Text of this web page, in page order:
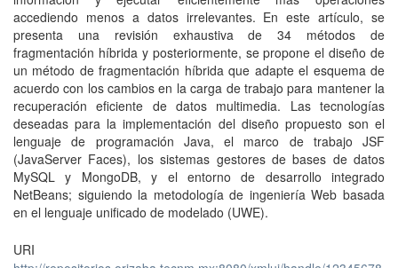
accediendo menos a datos irrelevantes. En este artículo, se
presenta una revisión exhaustiva de 34 métodos de
fragmentación híbrida y posteriormente, se propone el diseño de
un método de fragmentación híbrida que adapte el esquema de
acuerdo con los cambios en la carga de trabajo para mantener la
recuperación eficiente de datos multimedia. Las tecnologías
deseadas para la implementación del diseño propuesto son el
lenguaje de programación Java, el marco de trabajo JSF
(JavaServer Faces), los sistemas gestores de bases de datos
MySQL y MongoDB, y el entorno de desarrollo integrado
NetBeans; siguiendo la metodología de ingeniería Web basada
en el lenguaje unificado de modelado (UWE).
URI